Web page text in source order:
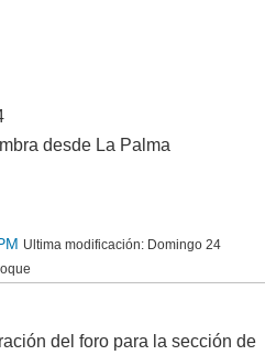
desde La Palma
Ultima modificación: Domingo 24
del foro para la sección de